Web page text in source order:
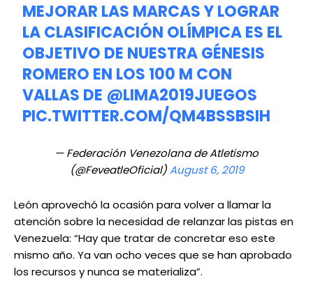
MEJORAR LAS MARCAS Y LOGRAR
LA CLASIFICACIÓN OLÍMPICA ES EL
OBJETIVO DE NUESTRA GÉNESIS
ROMERO EN LOS 100 M CON
VALLAS DE @LIMA2019JUEGOS
PIC.TWITTER.COM/QM4BSSBSIH
— Federación Venezolana de Atletismo
(@FeveatleOficial)August 6, 2019
León aprovechó la ocasión para volver a llamar la
atención sobre la necesidad de relanzar las pistas en
Venezuela: “Hay que tratar de concretar eso este
mismo año. Ya van ocho veces que se han aprobado
los recursos y nunca se materializa”.